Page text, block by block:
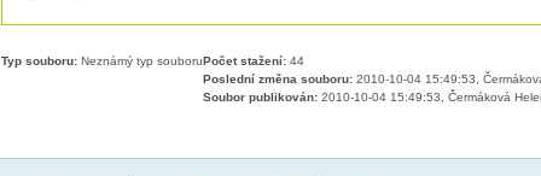
Typ souboru:Neznámý typ souboru Počet stažení:44
Poslední změna souboru:2010-10-04 15:49:53,
Soubor publikován:2010-10-04 15:49:53, Čermáková